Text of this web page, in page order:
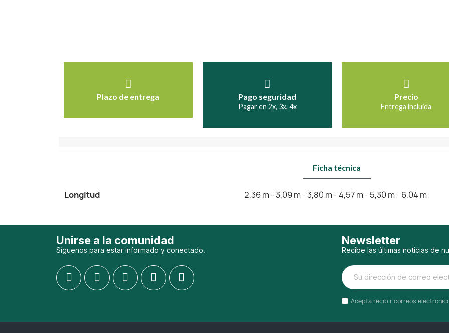
Plazo de entrega Pago seguridad
Pagar en 2x, 3x, 4x
Precio
Entrega incluida
Ficha técnica
Longitud 2,36 m - 3,09 m - 3,80 m - 4,57 m - 5,30 m - 6,04 m
Unirse a la comunidad
Síguenos para estar informado y conectado.
Newsletter
Recibe las últimas noticias de
Acepta recibir correos